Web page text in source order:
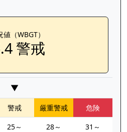
（WBGT）
警戒
▼
警戒 厳重警戒
危険
25～ 28～
31～